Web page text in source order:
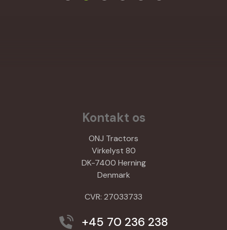
Kontakt os
ONJ Tractors
Virkelyst 80
DK-7400 Herning
Denmark
CVR: 27033733
+45 70 236 238